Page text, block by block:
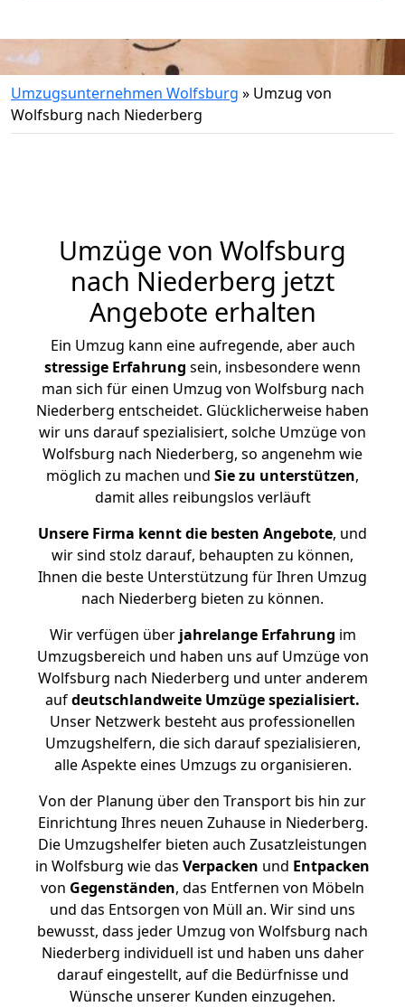
Umzugsunternehmen Wolfsburg » Umzug von
Wolfsburg nach Niederberg
Umzüge von Wolfsburg
nach Niederberg jetzt
Angebote erhalten
Ein Umzug kann eine aufregende, aber auch
stressige Erfahrung sein, insbesondere wenn
man sich für einen Umzug von Wolfsburg nach
Niederberg entscheidet. Glücklicherweise haben
wir uns darauf spezialisiert, solche Umzüge von
Wolfsburg nach Niederberg, so angenehm wie
möglich zu machen und Sie zu unterstützen,
damit alles reibungslos verläuft
Unsere Firma kennt die besten Angebote, und
wir sind stolz darauf, behaupten zu können,
Ihnen die beste Unterstützung für Ihren Umzug
nach Niederberg bieten zu können.
Wir verfügen überjahrelange Erfahrung im
Umzugsbereich und haben uns auf Umzüge von
Wolfsburg nach Niederberg und unter anderem
aufdeutschlandweite Umzüge spezialisiert.
Unser Netzwerk besteht aus professionellen
Umzugshelfern, die sich darauf spezialisieren,
alle Aspekte eines Umzugs zu organisieren.
Von der Planung über den Transport bis hin zur
Einrichtung Ihres neuen Zuhause in Niederberg.
Die Umzugshelfer bieten auch Zusatzleistungen
in Wolfsburg wie das Verpacken und Entpacken
von Gegenständen, das Entfernen von Möbeln
und das Entsorgen von Müll an. Wir sind uns
bewusst, dass jeder Umzug von Wolfsburg nach
Niederberg individuell ist und haben uns daher
darauf eingestellt, auf die Bedürfnisse und
Wünsche unserer Kunden einzugehen.